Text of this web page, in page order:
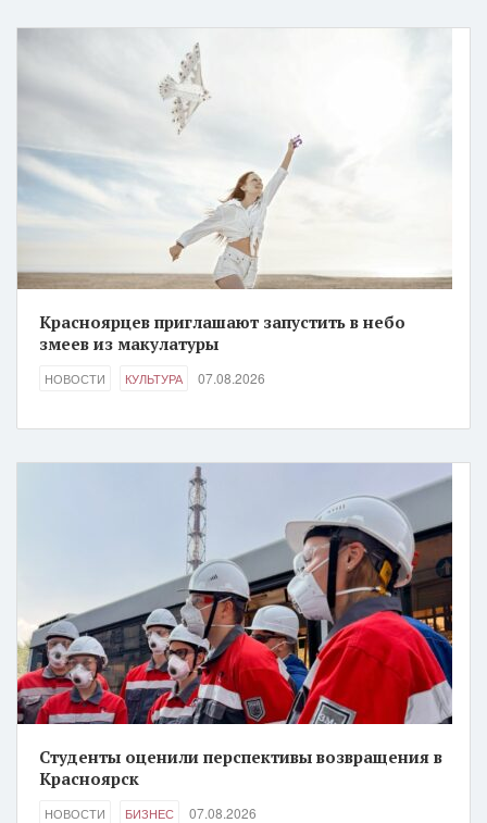
Красноярцев приглашают запустить в небо
змеев из макулатуры
НОВОСТИ КУЛЬТУРА 07.08.2026
Студенты оценили перспективы возвращения в
Красноярск
НОВОСТИ БИЗНЕС 07.08.2026